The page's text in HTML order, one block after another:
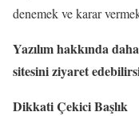
denemek ve karar
Yazılım hakkında
sitesini ziyaret
Dikkati Çekici Başlık